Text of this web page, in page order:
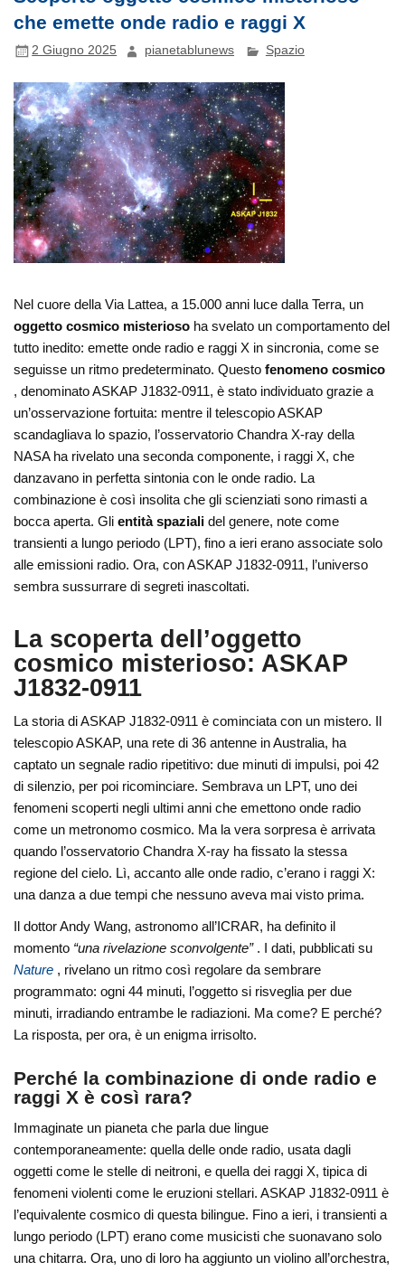
che emette onde radio e raggi X
2 Giugno 2025 pianetablunews Spazio
Nel cuore della Via Lattea, a 15.000 anni luce dalla Terra, un
oggetto cosmico misterioso ha svelato un comportamento del
tutto inedito: emette onde radio e raggi X in sincronia, come se
seguisse un ritmo predeterminato. Questofenomeno cosmico
, denominato ASKAP J1832-0911, è stato individuato grazie a
un’osservazione fortuita: mentre il telescopio ASKAP
scandagliava lo spazio, l’osservatorio Chandra X-ray della
NASA ha rivelato una seconda componente, i raggi X, che
danzavano in perfetta sintonia con le onde radio. La
combinazione è così insolita che gli scienziati sono rimasti a
bocca aperta. Glientità spazialidel genere, note come
transienti a lungo periodo (LPT), fino a ieri erano associate solo
alle emissioni radio. Ora, con ASKAP J1832-0911, l’universo
sembra sussurrare di segreti inascoltati.
La scoperta dell’oggetto
cosmico misterioso: ASKAP
J1832-0911
La storia di ASKAP J1832-0911 è cominciata con un mistero. Il
telescopio ASKAP, una rete di 36 antenne in Australia, ha
captato un segnale radio ripetitivo: due minuti di impulsi, poi 42
di silenzio, per poi ricominciare. Sembrava un LPT, uno dei
fenomeni scoperti negli ultimi anni che emettono onde radio
come un metronomo cosmico. Ma la vera sorpresa è arrivata
quando l’osservatorio Chandra X-ray ha fissato la stessa
regione del cielo. Lì, accanto alle onde radio, c’erano i raggi X:
una danza a due tempi che nessuno aveva mai visto prima.
Il dottor Andy Wang, astronomo all’ICRAR, ha definito il
momento “una rivelazione sconvolgente” . I dati, pubblicati su
Nature , rivelano un ritmo così regolare da sembrare
programmato: ogni 44 minuti, l’oggetto si risveglia per due
minuti, irradiando entrambe le radiazioni. Ma come? E perché?
La risposta, per ora, è un enigma irrisolto.
Perché la combinazione di onde radio e
raggi X è così rara?
Immaginate un pianeta che parla due lingue
contemporaneamente: quella delle onde radio, usata dagli
oggetti come le stelle di neitroni, e quella dei raggi X, tipica di
fenomeni violenti come le eruzioni stellari. ASKAP J1832-0911 è
l’equivalente cosmico di questa bilingue. Fino a ieri, i transienti a
lungo periodo (LPT) erano come musicisti che suonavano solo
una chitarra. Ora, uno di loro ha aggiunto un violino all’orchestra,